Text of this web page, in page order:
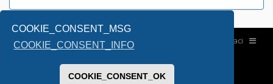
COOKIE_CONSENT_MSG
COOKIE_CONSENT_INFO
COOKIE_CONSENT_OK
Home Contattaci